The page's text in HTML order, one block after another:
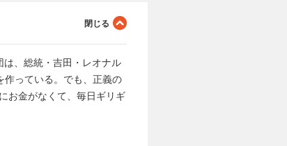
、総統・吉田・レオナル
作っている。でも、正義の
お金がなくて、毎日ギリギ